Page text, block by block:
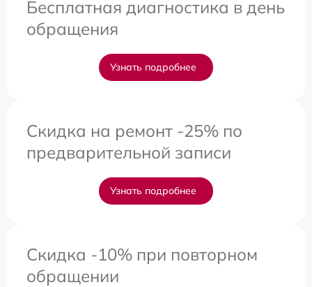
Бесплатная диагностика в день
обращения
Узнать подробнее
Скидка на ремонт -25% по
предварительной записи
Узнать подробнее
Скидка -10% при повторном
обращении